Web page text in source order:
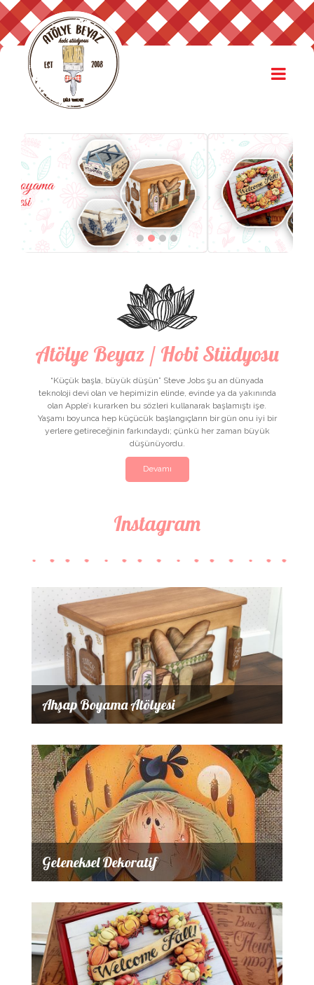
Atölye Beyaz / Hobi Stüdyosu
“Küçük başla, büyük düşün” Steve Jobs şu an dünyada
teknoloji devi olan ve hepimizin elinde, evinde ya da yakınında
olan Apple’ı kurarken bu sözleri kullanarak başlamıştı işe.
Yaşamı boyunca hep küçücük başlangıçların bir gün onu iyi bir
yerlere getireceğinin farkındaydı; çünkü her zaman büyük
düşünüyordu.
Devamı
Instagram
Ahşap Boyama Atölyesi
Geleneksel Dekoratif